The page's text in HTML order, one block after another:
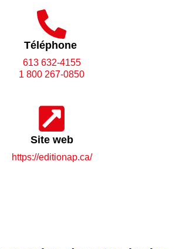
Téléphone
613 632-4155
1 800 267-0850
Site web
https://editionap.ca/